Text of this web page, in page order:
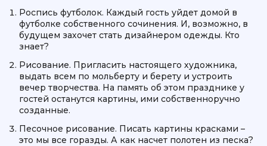
Роспись футболок. Каждый гость уйдет домой в
футболке собственного сочинения. И, возможно, в
будущем захочет стать дизайнером одежды. Кто
знает?
Рисование. Пригласить настоящего художника,
выдать всем по мольберту и берету и устроить
вечер творчества. На память об этом празднике у
гостей останутся картины, ими собственноручно
созданные.
Песочное рисование. Писать картины красками –
это мы все горазды. А как насчет полотен из песка?